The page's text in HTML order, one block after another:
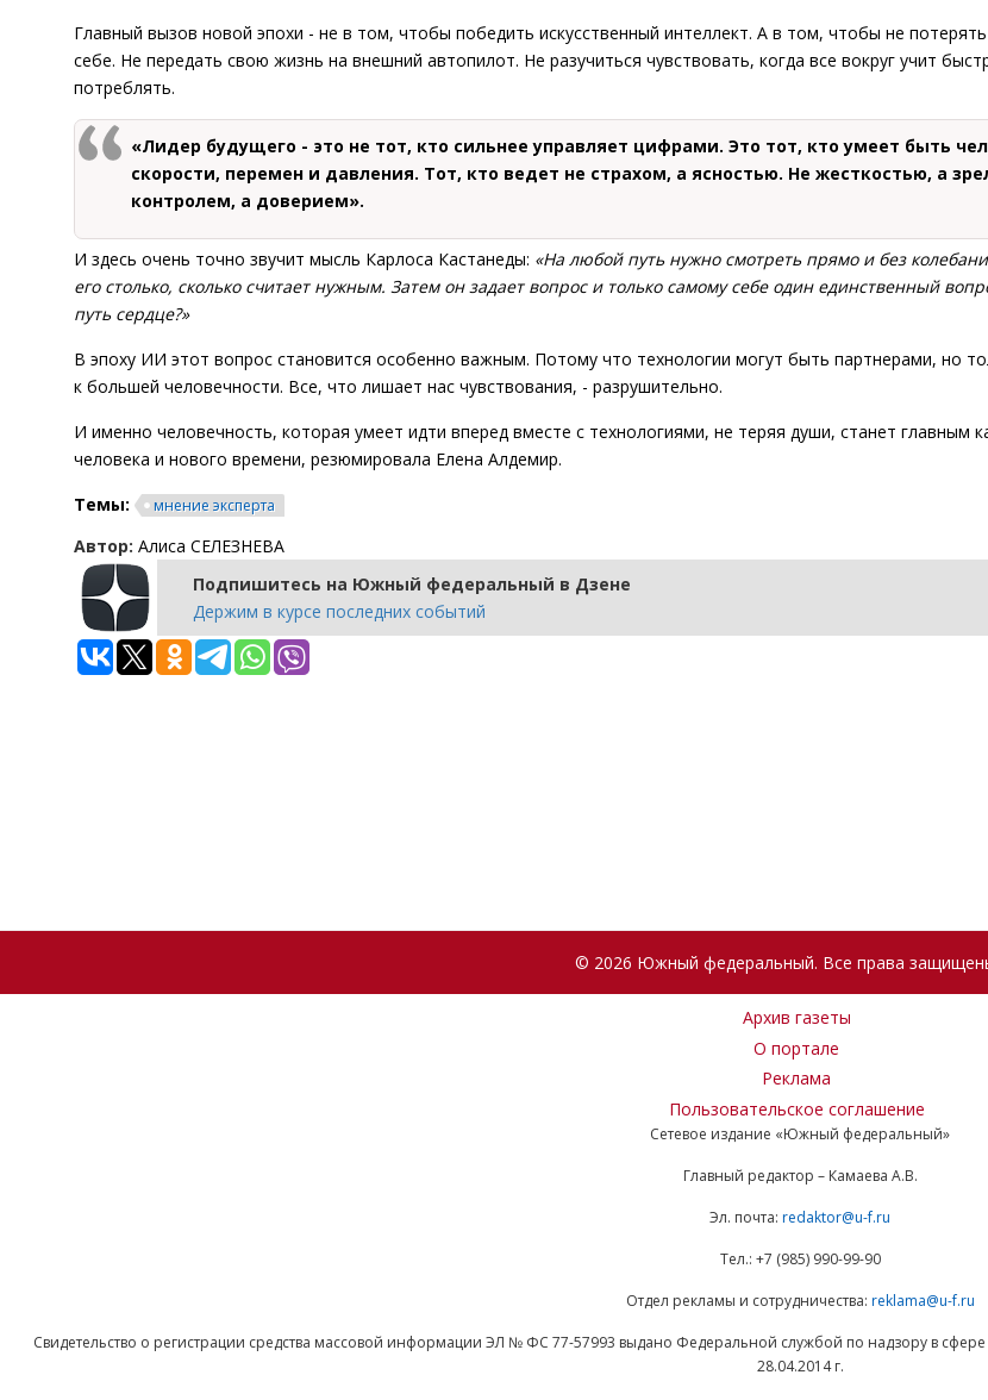
Главный вызов новой эпохи - не в том, чтобы победить искусственный интеллект. А в том, чтобы не
себе. Не передать свою жизнь на внешний автопилот. Не разучиться чувствовать, когда все вокруг учит
потреблять.
«Лидер будущего - это не тот, кто сильнее управляет цифрами. Это тот, кто умеет быть
скорости, перемен и давления. Тот, кто ведет не страхом, а ясностью. Не жесткостью, а
контролем, а доверием».
И здесь очень точно звучит мысль Карлоса Кастанеды: «На любой путь нужно смотреть прямо и без
его столько, сколько считает нужным. Затем он задает вопрос и только самому себе один единственный
путь сердце?»
В эпоху ИИ этот вопрос становится особенно важным. Потому что технологии могут быть партнерами, но
к большей человечности. Все, что лишает нас чувствования, - разрушительно.
И именно человечность, которая умеет идти вперед вместе с технологиями, не теряя души, станет главным
человека и нового времени, резюмировала Елена Алдемир.
Темы:
мнение эксперта
Автор: Алиса СЕЛЕЗНЕВА
Подпишитесь на Южный федеральный в Дзене
Держим в курсе последних событий
© 2026 Южный федеральный. Все права
Архив газеты
О портале
Реклама
Пользовательское соглашение
Сетевое издание «Южный федеральный»
Главный редактор – Камаева А.В.
Эл. почта: redaktor@u-f.ru
Тел.: +7 (985) 990-99-90
Отдел рекламы и сотрудничества: reklama@u-f.ru
Свидетельство о регистрации средства массовой информации ЭЛ № ФС 77-57993 выдано Федеральной службой по надзору в
28.04.2014 г.